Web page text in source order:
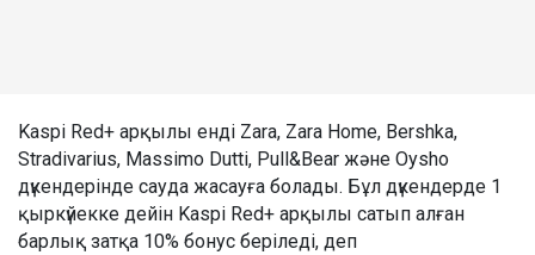
Kaspi Red+ арқылы енді Zara, Zara Home, Bershka,
Stradivarius, Massimo Dutti, Pull&Bear және Oysho
дүкендерінде сауда жасауға болады. Бұл дүкендерде 1
қыркүйекке дейін Kaspi Red+ арқылы сатып алған
барлық затқа 10% бонус беріледі, деп